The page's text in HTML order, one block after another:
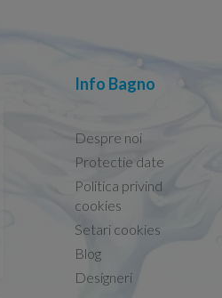
Conform descrierii!
13.02.2026
Info Bagno
Despre noi
Protectie date
Politica privind
cookies
Setari cookies
Blog
Designeri